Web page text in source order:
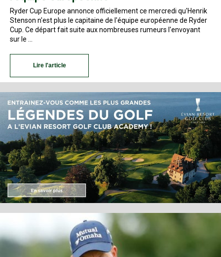
Ryder Cup Europe annonce officiellement ce mercredi qu'Henrik
Stenson n'est plus le capitaine de l'équipe européenne de Ryder
Cup. Ce départ fait suite aux nombreuses rumeurs l'envoyant
sur le …
Lire l'article